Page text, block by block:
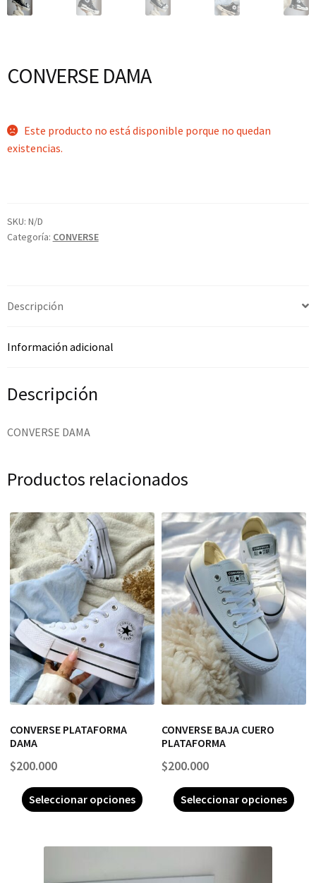
CONVERSE DAMA
Este producto no está disponible porque no quedan
existencias.
SKU: N/D
Categoría: CONVERSE
Descripción
Información adicional
Descripción
CONVERSE DAMA
Productos relacionados
CONVERSE PLATAFORMA
DAMA
$200.000
Seleccionar opciones
CONVERSE BAJA CUERO
PLATAFORMA
$200.000
Seleccionar opciones